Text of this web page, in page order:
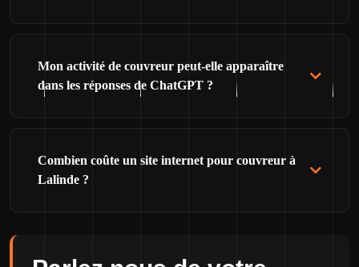
Mon activité de couvreur peut-elle apparaître
dans les réponses de ChatGPT ?
Combien coûte un site internet pour couvreur à
Lalinde ?